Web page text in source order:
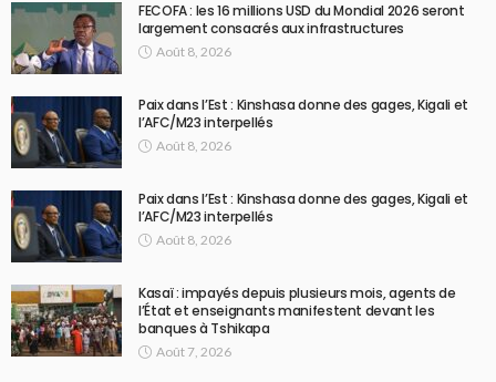
FECOFA : les 16 millions USD du Mondial 2026 seront
largement consacrés aux infrastructures
Août 8, 2026
Paix dans l’Est : Kinshasa donne des gages, Kigali et
l’AFC/M23 interpellés
Août 8, 2026
Paix dans l’Est : Kinshasa donne des gages, Kigali et
l’AFC/M23 interpellés
Août 8, 2026
Kasaï : impayés depuis plusieurs mois, agents de
l’État et enseignants manifestent devant les
banques à Tshikapa
Août 7, 2026